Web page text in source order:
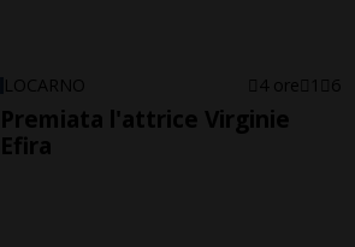
LOCARNO 4 ore 1 6
Premiata l'attrice Virginie
Efira